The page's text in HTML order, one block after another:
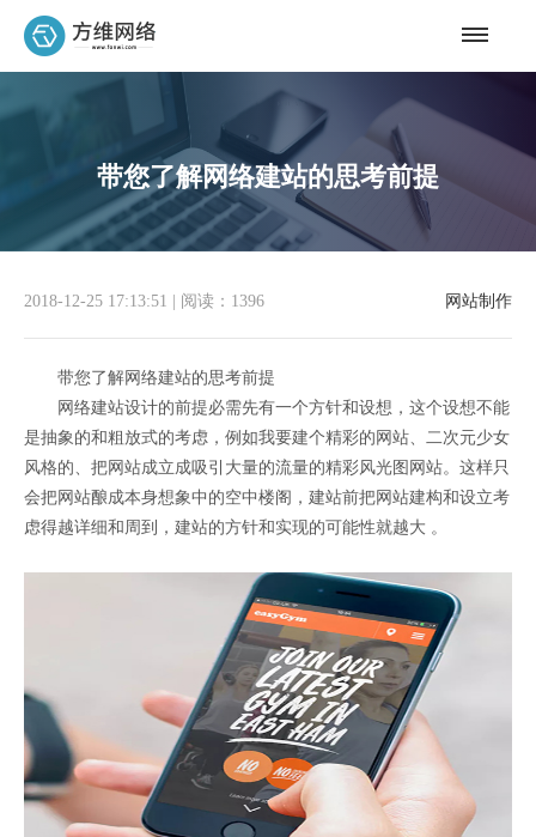
带您了解网络建站的思考前提
网站制作
2018-12-25 17:13:51 阅读：1396
带您了解网络建站的思考前提
网络建站设计的前提必需先有一个方针和设想，这个设想不能
是抽象的和粗放式的考虑，例如我要建个精彩的网站、二次元少女
风格的、把网站成立成吸引大量的流量的精彩风光图网站。这样只
会把网站酿成本身想象中的空中楼阁，建站前把网站建构和设立考
虑得越详细和周到，建站的方针和实现的可能性就越大 。